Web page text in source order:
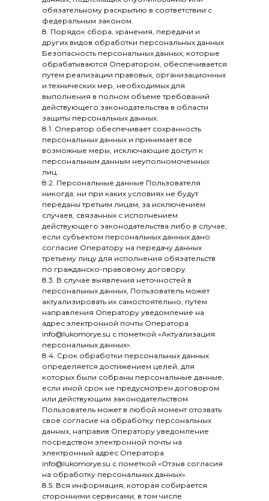
обязательному раскрытию в соответствии с
федеральным законом.
8. Порядок сбора, хранения, передачи и
других видов обработки персональных данных
Безопасность персональных данных, которые
обрабатываются Оператором, обеспечивается
путем реализации правовых, организационных
и технических мер, необходимых для
выполнения в полном объеме требований
действующего законодательства в области
защиты персональных данных.
8.1. Оператор обеспечивает сохранность
персональных данных и принимает все
возможные меры, исключающие доступ к
персональным данным неуполномоченных
лиц.
8.2. Персональные данные Пользователя
никогда, ни при каких условиях не будут
переданы третьим лицам, за исключением
случаев, связанных с исполнением
действующего законодательства либо в случае,
если субъектом персональных данных дано
согласие Оператору на передачу данных
третьему лицу для исполнения обязательств
по гражданско-правовому договору.
8.3. В случае выявления неточностей в
персональных данных, Пользователь может
актуализировать их самостоятельно, путем
направления Оператору уведомление на
адрес электронной почты Оператора
info@lukomorye.su с пометкой «Актуализация
персональных данных».
8.4. Срок обработки персональных данных
определяется достижением целей, для
которых были собраны персональные данные,
если иной срок не предусмотрен договором
или действующим законодательством.
Пользователь может в любой момент отозвать
свое согласие на обработку персональных
данных, направив Оператору уведомление
посредством электронной почты на
электронный адрес Оператора
info@lukomorye.su с пометкой «Отзыв согласия
на обработку персональных данных».
8.5. Вся информация, которая собирается
сторонними сервисами, в том числе